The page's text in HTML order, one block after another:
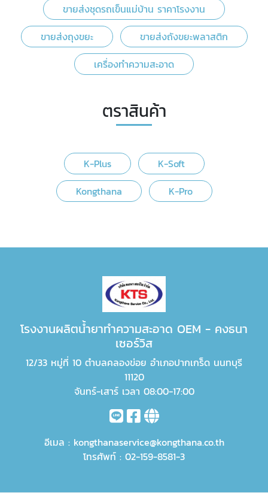
ขายส่งชุดรถเข็นแม่บ้าน ราคาโรงงาน
ขายส่งถุงขยะ
ขายส่งถังขยะพลาสติก
เครื่องทำความสะอาด
ตราสินค้า
K-Plus
K-Soft
Kongthana
K-Pro
โรงงานผลิตน้ำยาทำความสะอาด OEM - คงธนา
เซอร์วิส
12/33 หมู่ที่ 10 ตำบลคลองข่อย อำเภอปากเกร็ด นนทบุรี
11120
จันทร์-เสาร์ เวลา 08:00-17:00
อีเมล : kongthanaservice@kongthana.co.th
โทรศัพท์ : 02-159-8581-3